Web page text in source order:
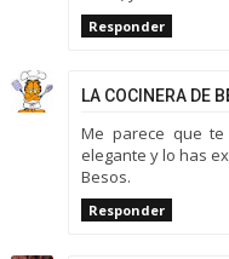
Responder
LA COCINERA DE
Me parece que
elegante y lo has
Besos.
Responder